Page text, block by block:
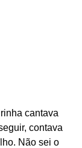
cantava
contava
Não sei o